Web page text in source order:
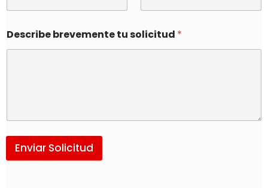
Describe brevemente tu solicitud *
Enviar Solicitud